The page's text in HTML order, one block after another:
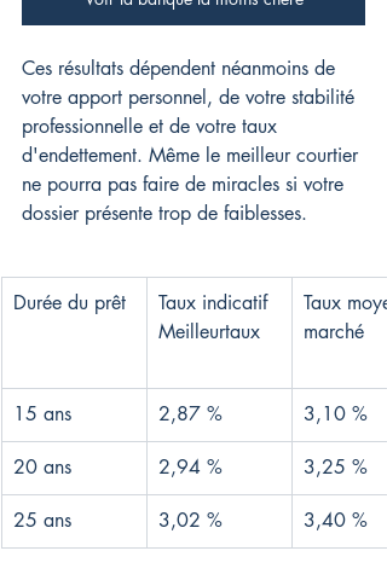
Ces résultats dépendent néanmoins de
votre apport personnel, de votre stabilité
professionnelle et de votre taux
d'endettement. Même le meilleur courtier
ne pourra pas faire de miracles si votre
dossier présente trop de faiblesses.
Durée du prêt
Taux indicatif
Meilleurtaux
Taux
marché
15 ans 2,87 % 3,10 %
20 ans 2,94 % 3,25 %
25 ans 3,02 % 3,40 %